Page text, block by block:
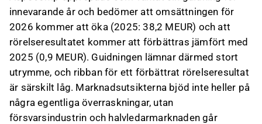
innevarande år och bedömer att omsättningen för
2026 kommer att öka (2025: 38,2 MEUR) och att
rörelseresultatet kommer att förbättras jämfört med
2025 (0,9 MEUR). Guidningen lämnar därmed stort
utrymme, och ribban för ett förbättrat rörelseresultat
är särskilt låg. Marknadsutsikterna bjöd inte heller på
några egentliga överraskningar, utan
försvarsindustrin och halvledarmarknaden går